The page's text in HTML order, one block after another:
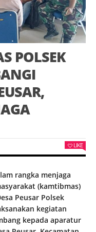
POLSEK
LIKE
rangka menjaga
(kamtibmas)
Peusar Polsek
kegiatan
kepada aparatur